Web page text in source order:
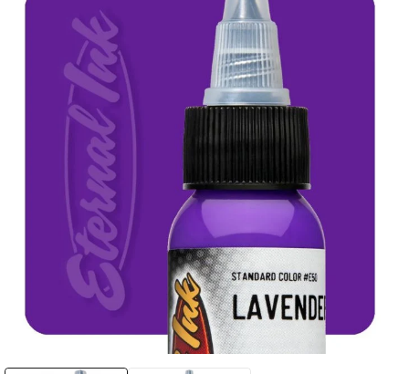
Do Produto